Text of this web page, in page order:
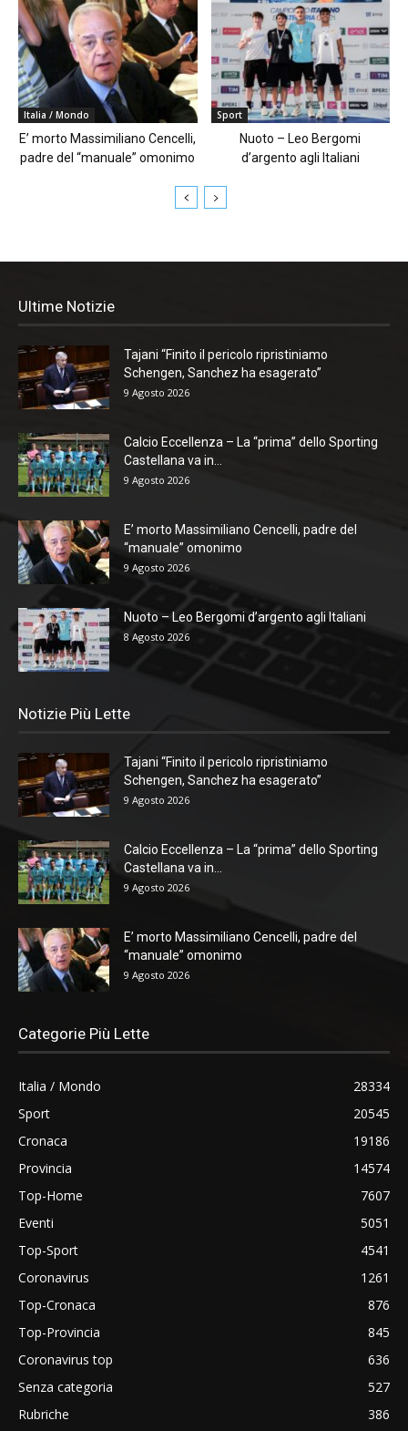
Italia / Mondo
E’ morto Massimiliano Cencelli,
padre del “manuale” omonimo
Sport
Nuoto – Leo Bergomi
d’argento agli Italiani
Ultime Notizie
Tajani “Finito il pericolo ripristiniamo
Schengen, Sanchez ha esagerato”
9 Agosto 2026
Calcio Eccellenza – La “prima” dello Sporting
Castellana va in...
9 Agosto 2026
E’ morto Massimiliano Cencelli, padre del
“manuale” omonimo
9 Agosto 2026
Nuoto – Leo Bergomi d’argento agli Italiani
8 Agosto 2026
Notizie Più Lette
Tajani “Finito il pericolo ripristiniamo
Schengen, Sanchez ha esagerato”
9 Agosto 2026
Calcio Eccellenza – La “prima” dello Sporting
Castellana va in...
9 Agosto 2026
E’ morto Massimiliano Cencelli, padre del
“manuale” omonimo
9 Agosto 2026
Categorie Più Lette
Italia / Mondo
28334
Sport
20545
Cronaca
19186
Provincia
14574
Top-Home
7607
Eventi
5051
Top-Sport
4541
Coronavirus
1261
Top-Cronaca
876
Top-Provincia
845
Coronavirus top
636
Senza categoria
527
Rubriche
386